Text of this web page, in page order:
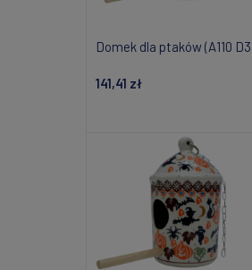
Domek dla ptaków (A110
141,41 zł